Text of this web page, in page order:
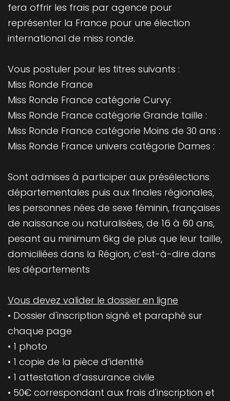
fera offrir les frais par agence pour
représenter la France pour une élection
international de miss ronde.
Vous postuler pour les titres suivants :
Miss Ronde France
Miss Ronde France catégorie Curvy:
Miss Ronde France catégorie Grande taille :
Miss Ronde France catégorie Moins de 30 ans :
Miss Ronde France univers catégorie Dames :
Sont admises à participer aux présélections
départementales puis aux finales régionales,
les personnes nées de sexe féminin, françaises
de naissance ou naturalisées, de 16 à 60 ans,
pesant au minimum 6kg de plus que leur taille,
domiciliées dans la Région, c’est-à-dire dans
les départements
Vous devez valider le dossier en ligne
• Dossier d'inscription signé et paraphé sur
chaque page
• 1 photo
• 1 copie de la pièce d’identité
• 1 attestation d’assurance civile
• 50€ correspondant aux frais d'inscription et